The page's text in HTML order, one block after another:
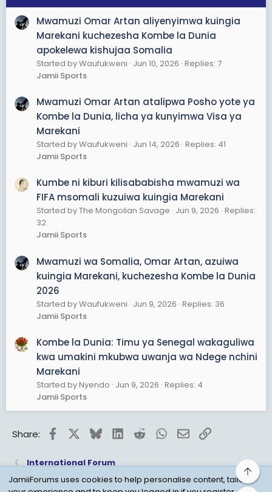
Mwamuzi Omar Artan aliyenyimwa kuingia
Marekani kuchezesha Kombe la Dunia
apokelewa kishujaa Somalia
Started by Waufukweni Jun 10, 2026 Replies: 7
Jamii Sports
Mwamuzi Omar Artan atalipwa Posho yote ya
Kombe la Dunia, licha ya kunyimwa Visa ya
Marekani
Started by Waufukweni Jun 14, 2026 Replies: 41
Jamii Sports
Kumbe ni kiburi kilisababisha mwamuzi wa
FIFA msomali kuzuiwa kuingia Marekani
Started by The Mongolian Savage Jun 9, 2026 Replies:
32
Jamii Sports
Mwamuzi wa Somalia, Omar Artan, azuiwa
kuingia Marekani, kuchezesha Kombe la Dunia
2026
Started by Waufukweni Jun 9, 2026 Replies: 36
Jamii Sports
Kombe la Dunia: Timu ya Senegal wakaguliwa
kwa umakini mkubwa uwanja wa Ndege nchini
Marekani
Started by Nyendo Jun 9, 2026 Replies: 4
Jamii Sports
Share: FacebookBlueskyLinkedInRedditWhatsApp
EmailLink
International Forum
JamiiForums uses cookies to help personalise content, tailor
Top